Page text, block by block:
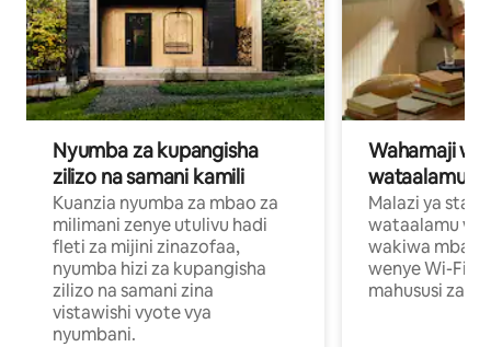
Nyumba za kupangisha
zilizo na samani kamili
Kuanzia nyumba za mbao za
milimani zenye utulivu hadi
fleti za mijini zinazofaa,
nyumba hizi za kupangisha
zilizo na samani zina
vistawishi vyote vya
nyumbani.
Wahamaji
wataalamu
Malazi ya
wataalamu
wakiwa mbali
wenye Wi-Fi
mahususi za